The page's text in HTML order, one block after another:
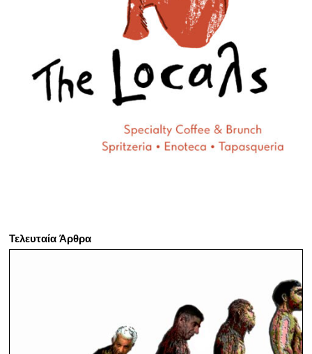
Τελευταία Άρθρα